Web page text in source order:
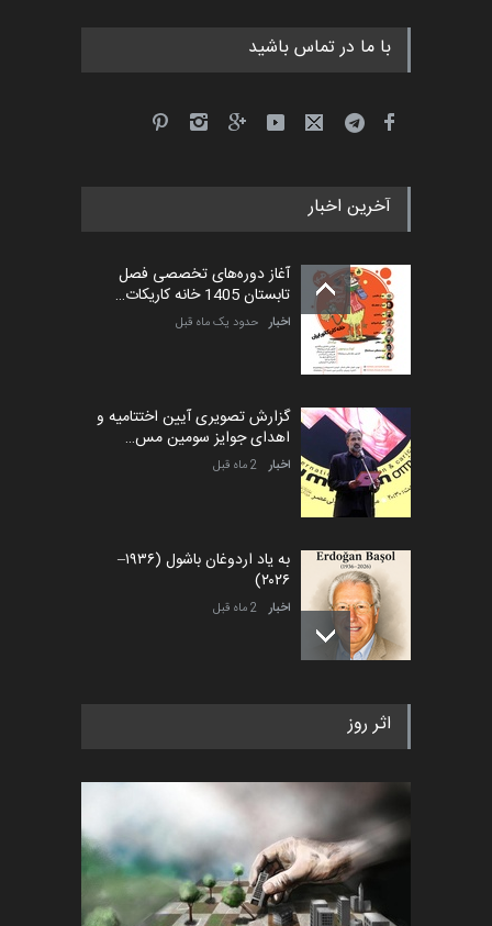
مهلت
بیست و هشتمین مسابقه
مهلت 5 روز دیگر
با ما در تماس باشید
آخرین اخبار
آغاز دوره‌های تخصصی فصل
تابستان 1405 خانه کاریکات…
اخبار حدود یک ماه قبل
گزارش تصویری آیین اختتامیه و
اهدای جوایز سومین مس…
اخبار 2 ماه قبل
به یاد اردوغان باشول (۱۹۳۶–
۲۰۲۶)
اخبار 2 ماه قبل
رویداد کارگاهی کارتون و پوستر
اخبار 6 ماه قبل
فراخوان رویداد کارگاهی کارتون و
پوستر "ایران سربل…
اخبار 6 ماه قبل
اثر روز